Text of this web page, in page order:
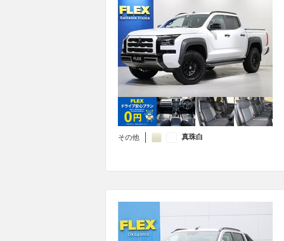
その他 真珠白